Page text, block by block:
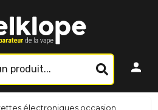
électroniques occasion